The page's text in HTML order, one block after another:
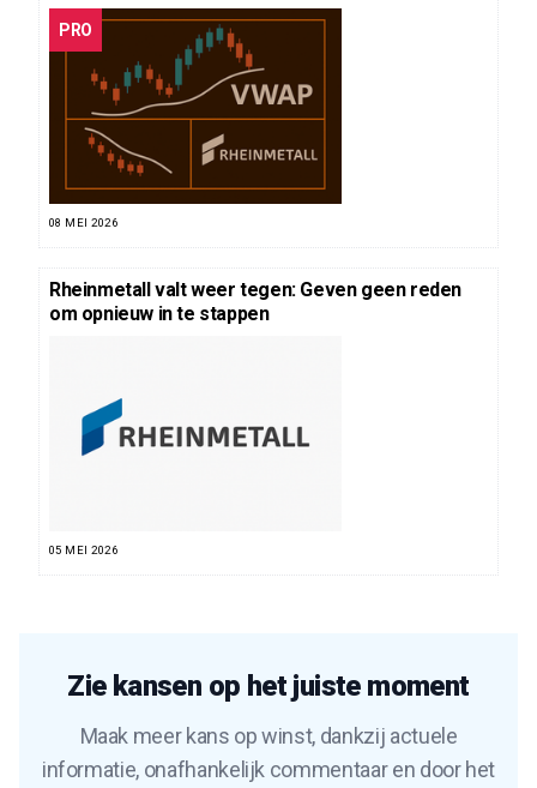
PRO
08 MEI 2026
Rheinmetall valt weer tegen: Geven geen reden
om opnieuw in te stappen
05 MEI 2026
Zie kansen op het juiste moment
Maak meer kans op winst, dankzij actuele
informatie, onafhankelijk commentaar en door het